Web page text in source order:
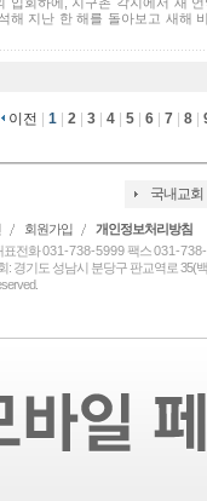
해 지난 한 해를 돌아보고 새해
이전 1 2 3 4 5 6 7 8
국내교회
회원가입
개인정보처리방침
표전화031-738-5999 팩스031-
: 경기도 성남시 분당구 판교역로 35(